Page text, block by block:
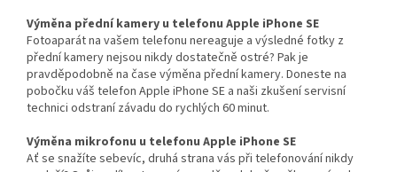
Výměna přední kamery u telefonu Apple iPhone SE
Fotoaparát na vašem telefonu nereaguje a výsledné fotky z
přední kamery nejsou nikdy dostatečně ostré? Pak je
pravděpodobně na čase výměna přední kamery. Doneste na
pobočku váš telefon Apple iPhone SE a naši zkušení servisní
technici odstraní závadu do rychlých 60 minut.
Výměna mikrofonu u telefonu Apple iPhone SE
Ať se snažíte sebevíc, druhá strana vás při telefonování nikdy